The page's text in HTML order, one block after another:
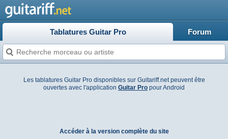
Tablatures Guitar Pro Forum
Les tablatures Guitar Pro disponibles sur Guitariff.net peuvent être
ouvertes avec l'application Guitar Pro pour Android
Accéder à la version complète du site